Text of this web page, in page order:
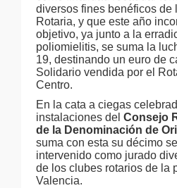
diversos fines benéficos de
Rotaria, y que este año
objetivo, ya junto a la
poliomielitis, se suma la
19, destinando un euro de
Solidario vendida por el
Centro.
En la cata a ciegas
instalaciones del Consejo
de la Denominación de
suma con esta su décimo
intervenido como jurado
de los clubes rotarios de la
Valencia.